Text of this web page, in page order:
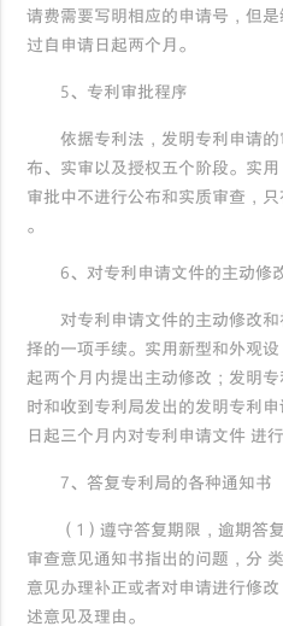
请费需要写明相应的申请号，但
过自申请日起两个月。
5、专利审批程序
依据专利法，发明专利申请的
布、实审以及授权五个阶段。实
审批中不进行公布和实质审查，
。
6、对专利申请文件的主动修
对专利申请文件的主动修改和
择的一项手续。实用新型和外观
起两个月内提出主动修改；发明
时和收到专利局发出的发明专利
日起三个月内对专利申请文件 进行
7、答复专利局的各种通知书
（1）遵守答复期限，逾期答
审查意见通知书指出的问题，分
意见办理补正或者对申请进行修
述意见及理由。